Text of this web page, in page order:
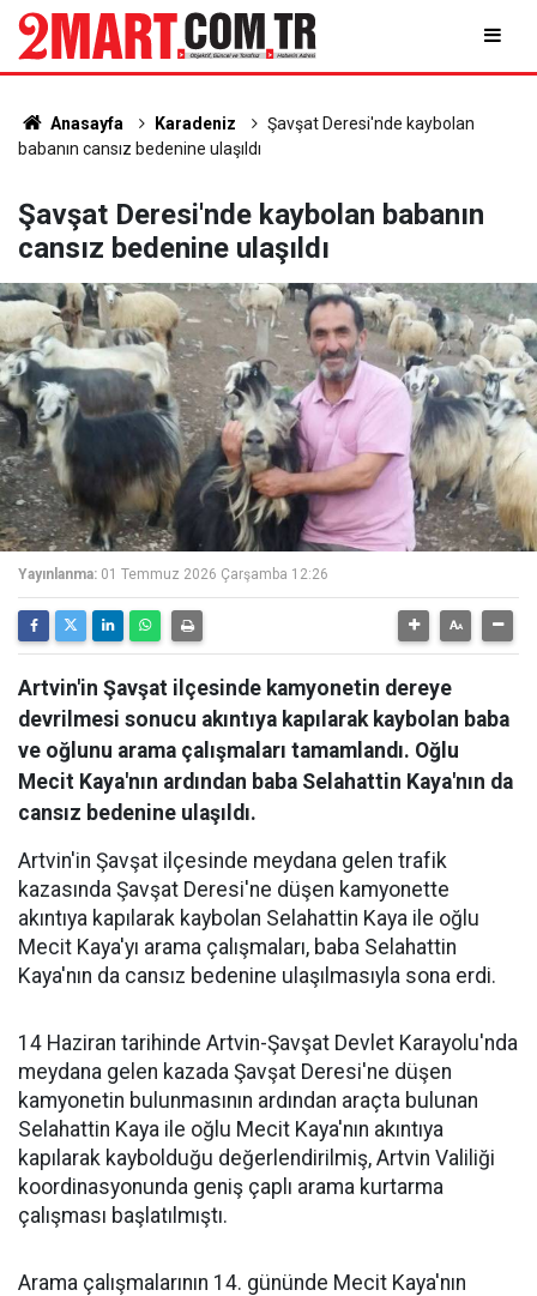
Anasayfa Karadeniz
Şavşat Deresi'nde kaybolan
babanın cansız bedenine ulaşıldı
Şavşat Deresi'nde kaybolan babanın
cansız bedenine ulaşıldı
Yayınlanma: 01 Temmuz 2026 Çarşamba 12:26
Artvin'in Şavşat ilçesinde kamyonetin dereye
devrilmesi sonucu akıntıya kapılarak kaybolan baba
ve oğlunu arama çalışmaları tamamlandı. Oğlu
Mecit Kaya'nın ardından baba Selahattin Kaya'nın da
cansız bedenine ulaşıldı.
Artvin'in Şavşat ilçesinde meydana gelen trafik
kazasında Şavşat Deresi'ne düşen kamyonette
akıntıya kapılarak kaybolan Selahattin Kaya ile oğlu
Mecit Kaya'yı arama çalışmaları, baba Selahattin
Kaya'nın da cansız bedenine ulaşılmasıyla sona erdi.
14 Haziran tarihinde Artvin-Şavşat Devlet Karayolu'nda
meydana gelen kazada Şavşat Deresi'ne düşen
kamyonetin bulunmasının ardından araçta bulunan
Selahattin Kaya ile oğlu Mecit Kaya'nın akıntıya
kapılarak kaybolduğu değerlendirilmiş, Artvin Valiliği
koordinasyonunda geniş çaplı arama kurtarma
çalışması başlatılmıştı.
Arama çalışmalarının 14. gününde Mecit Kaya'nın